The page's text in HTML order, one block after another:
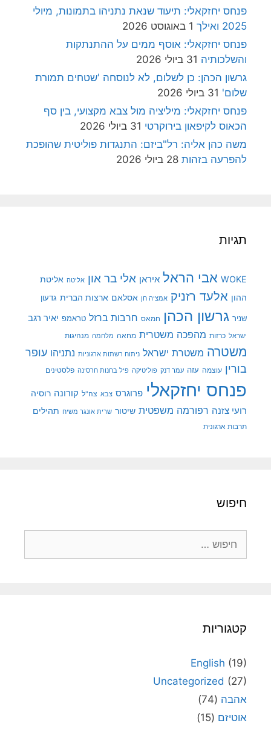
פנחס יחזקאלי: תיעוד שנאת נתניהו בתמונות, מיולי
2025 ואילך
1 באוגוסט 2026
פנחס יחזקאלי: אוסף ממים על ההתנתקות
והשלכותיה 31 ביולי 2026
גרשון הכהן: כן לשלום, לא לנוסחה 'שטחים תמורת
שלום' 31 ביולי 2026
פנחס יחזקאלי: מיליציה מול צבא מקצועי, בין סף
הכאוס לקיפאון בירוקרטי 31 ביולי 2026
משה כהן אליה: רל"ביזם: התנגדות פוליטית שהופכת
להפרעה בזהות 28 ביולי 2026
תגיות
WOKE אבי הראל איראן אלי בר און אליטה אליטת
ההון אלעד רזניק אמציה חן אסלאם ארצות הברית גדעון
שניר גרשון הכהן חמאס חרבות ברזל טראמפ יאיר רגב
ישראל כרזות מהפכה משטרית מחאה מלחמה מנהיגות
משטרה משטרת ישראל ניתוח רשתות ארגוניות נתניהו עופר
בורין עוצמה עזה עמר דנק פוליטיקה פיל בחנות חרסינה פלסטינים
פנחס יחזקאלי פרוגרס צבא צה"ל קורונה רוסיה
רועי צזנה רפורמה משפטית שיטור שרית אונגר משיח תהילים
תרבות ארגונית
חיפוש
קטגוריות
English (19)
Uncategorized (27)
אהבה (74)
אוטיזם (15)